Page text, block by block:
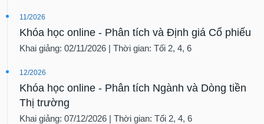
11/2026
Khóa học online - Phân tích và Định giá Cổ phiếu
Khai giảng: 02/11/2026 | Thời gian: Tối 2, 4, 6
12/2026
Khóa học online - Phân tích Ngành và Dòng tiền
Thị trường
Khai giảng: 07/12/2026 | Thời gian: Tối 2, 4, 6